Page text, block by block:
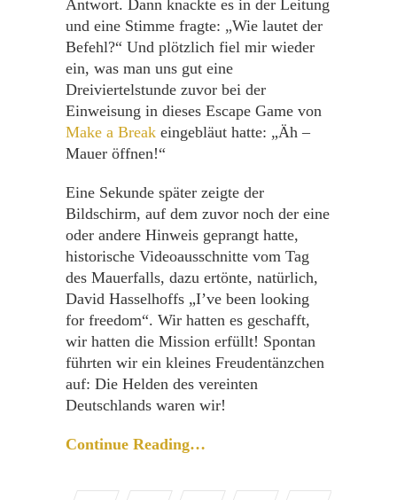
Antwort. Dann knackte es in der Leitung
und eine Stimme fragte: „Wie lautet der
Befehl?“ Und plötzlich fiel mir wieder
ein, was man uns gut eine
Dreiviertelstunde zuvor bei der
Einweisung in dieses Escape Game von
Make a Break eingebläut hatte: „Äh –
Mauer öffnen!“
Eine Sekunde später zeigte der
Bildschirm, auf dem zuvor noch der eine
oder andere Hinweis geprangt hatte,
historische Videoausschnitte vom Tag
des Mauerfalls, dazu ertönte, natürlich,
David Hasselhoffs „I’ve been looking
for freedom“. Wir hatten es geschafft,
wir hatten die Mission erfüllt! Spontan
führten wir ein kleines Freudentänzchen
auf: Die Helden des vereinten
Deutschlands waren wir!
Continue Reading…